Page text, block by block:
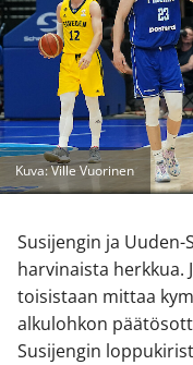
Kuva: Ville Vuorinen
Susijengin ja
harvinaista herkkua.
toisistaan mittaa
alkulohkon
Susijengin